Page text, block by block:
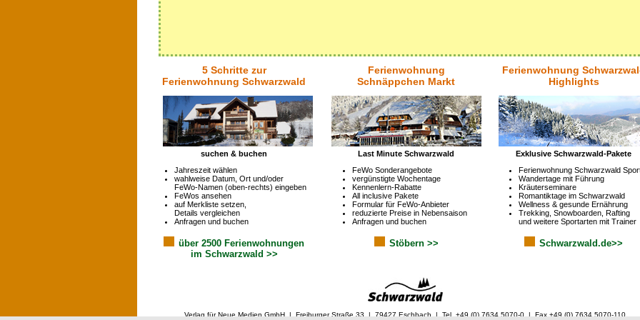
5 Schritte zur
Ferienwohnung Schwarzwald
Ferienwohnung
Schnäppchen Markt
Ferienwohnung
Highlights
suchen & buchen
Jahreszeit wählen
wahlweise Datum, Ort und/oder
FeWo-Namen (oben-rechts) eingeben
FeWos ansehen
auf Merkliste setzen,
Details vergleichen
Anfragen und buchen
über 2500 Ferienwohnungen
im Schwarzwald >>
Last Minute Schwarzwald
FeWo Sonderangebote
vergünstigte Wochentage
Kennenlern-Rabatte
All inclusive Pakete
Formular für FeWo-Anbieter
reduzierte Preise in Nebensaison
Anfragen und buchen
Stöbern >>
Exklusive Schwarzwald-Pakete
Ferienwohnung Schwarzwald
Wandertage mit Führung
Kräuterseminare
Romantiktage im Schwarzwald
Wellness & gesunde Ernährung
Trekking, Snowboarden, Rafting
und weitere Sportarten mit Trainer
Schwarzwald.de>>
Verlag für Neue Medien GmbH | Freiburger Straße 33 | 79427 Eschbach | Tel. +49 (0) 7634 5070-0 | Fax +49 (0) 7634 5070-110